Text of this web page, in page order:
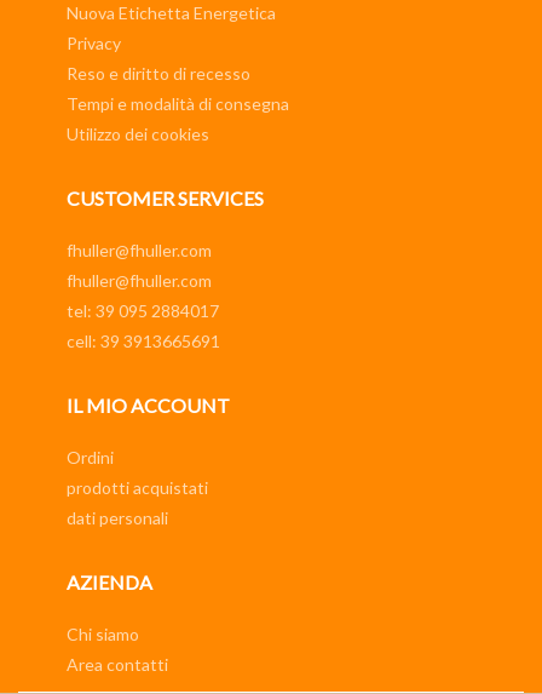
Nuova Etichetta Energetica
Privacy
Reso e diritto di recesso
Tempi e modalità di consegna
Utilizzo dei cookies
CUSTOMER SERVICES
fhuller@fhuller.com
fhuller@fhuller.com
tel: 39 095 2884017
cell: 39 3913665691
IL MIO ACCOUNT
Ordini
prodotti acquistati
dati personali
AZIENDA
Chi siamo
Area contatti